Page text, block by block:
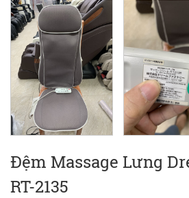
Đệm Massage Lưng
RT-2135